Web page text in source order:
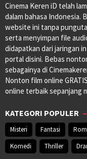
Cinema Keren iD telah
dalam bahasa Indonesia.
website ini tanpa
serta menyimpan file
didapatkan dari jaringan
portal disini. Bebas
sebagainya di
Nonton film online
online terbaik sepanjang
KATEGORI POPULER
Misteri Fantasi
Komedi
Thriller